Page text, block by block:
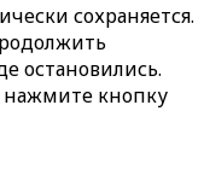
сохраняется.
остановились.
нажмите кнопку